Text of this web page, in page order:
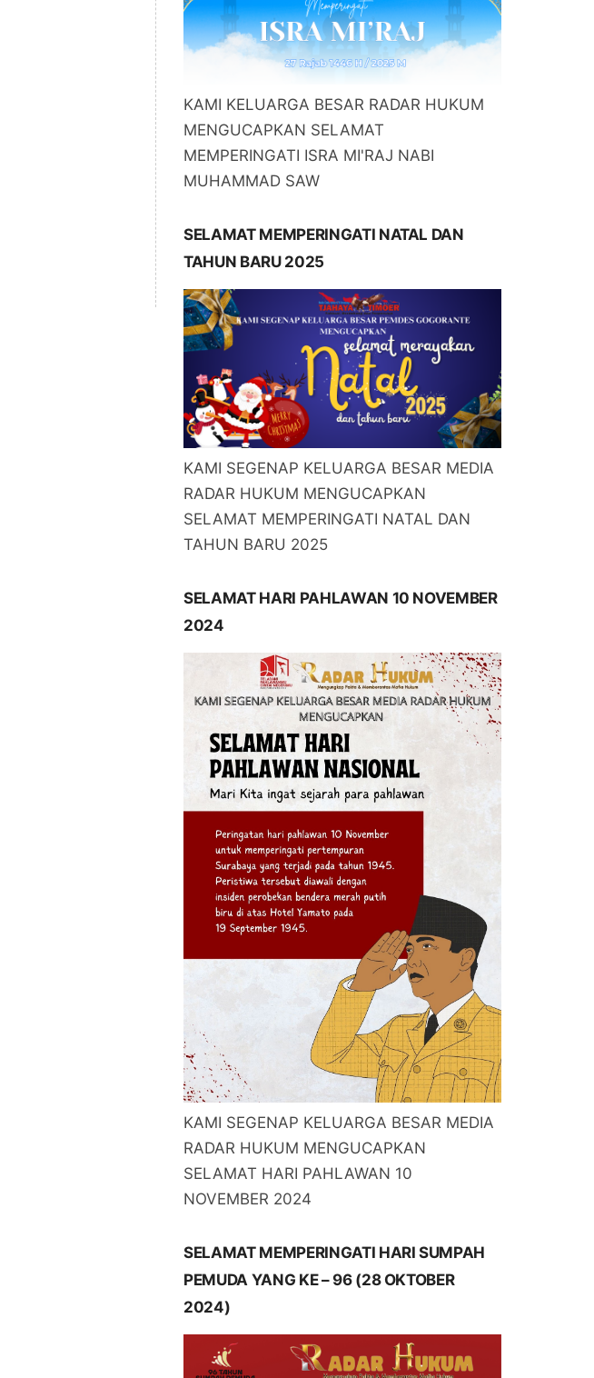
KAMI KELUARGA BESAR RADAR HUKUM
MENGUCAPKAN SELAMAT
MEMPERINGATI ISRA MI'RAJ NABI
MUHAMMAD SAW
SELAMAT MEMPERINGATI NATAL DAN
TAHUN BARU 2025
KAMI SEGENAP KELUARGA BESAR MEDIA
RADAR HUKUM MENGUCAPKAN
SELAMAT MEMPERINGATI NATAL DAN
TAHUN BARU 2025
SELAMAT HARI PAHLAWAN 10 NOVEMBER
2024
KAMI SEGENAP KELUARGA BESAR MEDIA
RADAR HUKUM MENGUCAPKAN
SELAMAT HARI PAHLAWAN 10
NOVEMBER 2024
SELAMAT MEMPERINGATI HARI SUMPAH
PEMUDA YANG KE – 96 (28 OKTOBER
2024)